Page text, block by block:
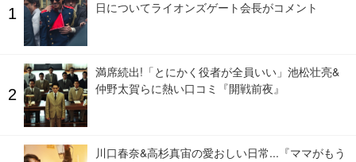
日についてライオンズゲート会長がコメント
満席続出!「とにかく役者が全員いい」池松壮亮&
仲野太賀らに熱い口コミ『開戦前夜』
川口春奈&高杉真宙の愛おしい日常...『ママがもう